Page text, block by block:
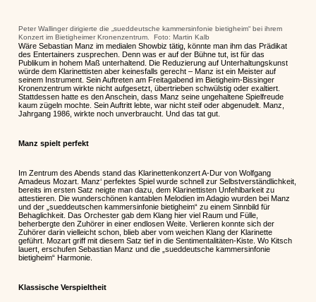
Peter Wallinger dirigierte die „sueddeutsche kammersinfonie bietigheim“ bei ihrem
Konzert im Bietigheimer Kronenzentrum. Foto: Martin Kalb
Wäre Sebastian Manz im medialen Showbiz tätig, könnte man ihm das Prädikat
des Entertainers zusprechen. Denn was er auf der Bühne tut, ist für das
Publikum in hohem Maß unterhaltend. Die Reduzierung auf Unterhaltungskunst
würde dem Klarinettisten aber keinesfalls gerecht – Manz ist ein Meister auf
seinem Instrument. Sein Auftreten am Freitagabend im Bietigheim-Bissinger
Kronenzentrum wirkte nicht aufgesetzt, übertrieben schwülstig oder exaltiert.
Stattdessen hatte es den Anschein, dass Manz seine ungehaltene Spielfreude
kaum zügeln mochte. Sein Auftritt lebte, war nicht steif oder abgenudelt. Manz,
Jahrgang 1986, wirkte noch unverbraucht. Und das tat gut.
Manz spielt perfekt
Im Zentrum des Abends stand das Klarinettenkonzert A-Dur von Wolfgang
Amadeus Mozart. Manz‘ perfektes Spiel wurde schnell zur Selbstverständlichkeit,
bereits im ersten Satz neigte man dazu, dem Klarinettisten Unfehlbarkeit zu
attestieren. Die wunderschönen kantablen Melodien im Adagio wurden bei Manz
und der „sueddeutschen kammersinfonie bietigheim“ zu einem Sinnbild für
Behaglichkeit. Das Orchester gab dem Klang hier viel Raum und Fülle,
beherbergte den Zuhörer in einer endlosen Weite. Verlieren konnte sich der
Zuhörer darin vielleicht schon, blieb aber vom weichen Klang der Klarinette
geführt. Mozart griff mit diesem Satz tief in die Sentimentalitäten-Kiste. Wo Kitsch
lauert, erschufen Sebastian Manz und die „sueddeutsche kammersinfonie
bietigheim“ Harmonie.
Klassische Verspieltheit